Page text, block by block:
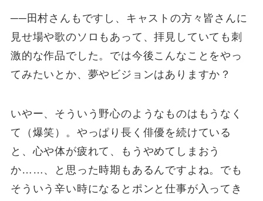
──田村さんもですし、キャストの方々皆さんに
見せ場や歌のソロもあって、拝見していても刺
激的な作品でした。では今後こんなことをやっ
てみたいとか、夢やビジョンはありますか？
いやー、そういう野心のようなものはもうなく
て（爆笑）。やっぱり長く俳優を続けている
と、心や体が疲れて、もうやめてしまおう
か……、と思った時期もあるんですよね。でも
そういう辛い時になるとポンと仕事が入ってき